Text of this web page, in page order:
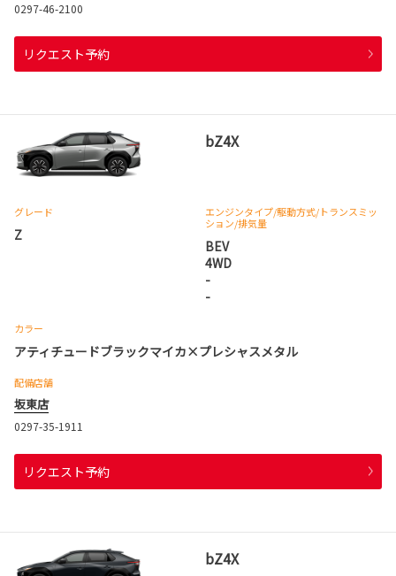
0297-46-2100
リクエスト予約
bZ4X
グレード
Z
エンジンタイプ/駆動方式/トランスミッ
ション/排気量
BEV
4WD
-
-
カラー
アティチュードブラックマイカ×プレシャスメタル
配備店舗
坂東店
0297-35-1911
リクエスト予約
bZ4X